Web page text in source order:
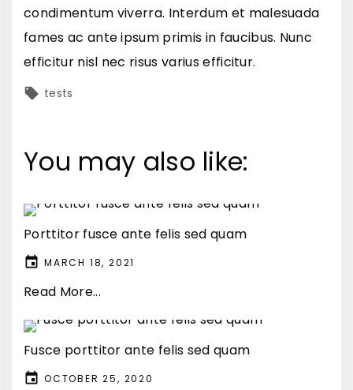
condimentum viverra. Interdum et malesuada
fames ac ante ipsum primis in faucibus. Nunc
efficitur nisl nec risus varius efficitur.
tests
You may also like:
Porttitor fusce ante felis sed quam
MARCH 18, 2021
Read More...
Fusce porttitor ante felis sed quam
OCTOBER 25, 2020